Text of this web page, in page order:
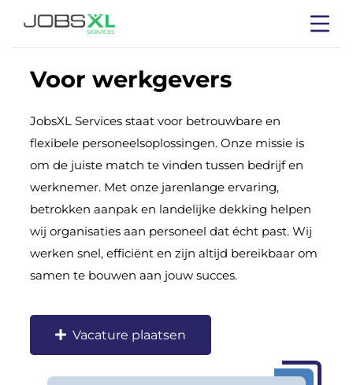
Voor werkgevers
JobsXL Services staat voor betrouwbare en
flexibele personeelsoplossingen. Onze missie is
om de juiste match te vinden tussen bedrijf en
werknemer. Met onze jarenlange ervaring,
betrokken aanpak en landelijke dekking helpen
wij organisaties aan personeel dat écht past. Wij
werken snel, efficiënt en zijn altijd bereikbaar om
samen te bouwen aan jouw succes.
Vacature plaatsen